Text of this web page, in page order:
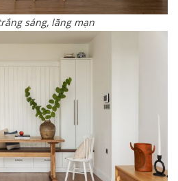
sáng, lãng mạn